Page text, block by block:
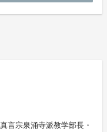
言宗泉涌寺派教学部長・